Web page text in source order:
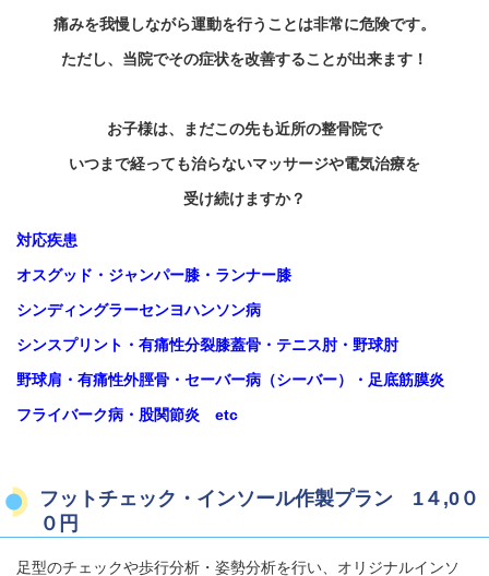
痛みを我慢しながら運動を行うことは非常に危険です。
ただし、当院でその症状を改善することが出来ます！
お子様は、まだこの先も近所の整骨院で
いつまで経っても治らないマッサージや電気治療を
受け続けますか？
対応疾患
オスグッド・ジャンパー膝・ランナー膝
シンディングラーセンヨハンソン病
シンスプリント・有痛性分裂膝蓋骨・テニス肘・野球肘
野球肩・有痛性外脛骨・セーバー病（シーバー）・足底筋膜炎
フライバーク病・股関節炎 etc
フットチェック・インソール作製プラン 1４,0０
０円
足型のチェックや歩行分析・姿勢分析を行い、オリジナルインソ